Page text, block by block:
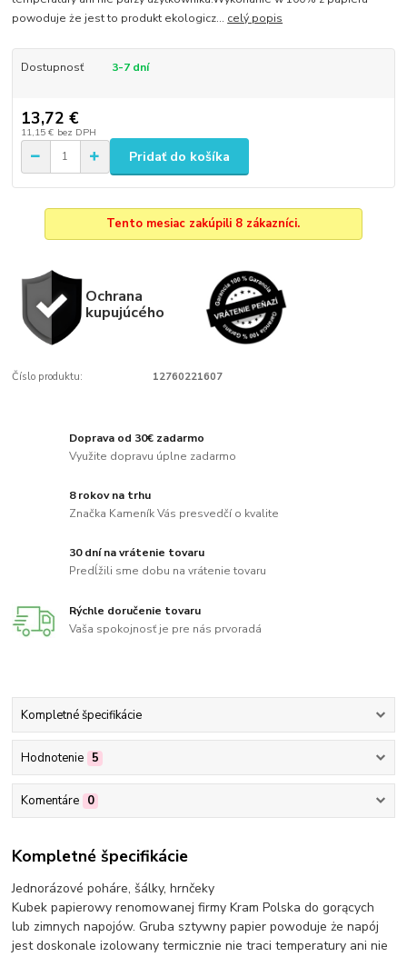
powoduje że jest to produkt ekologicz... celý popis
Dostupnosť 3-7 dní
13,72 €
11,15 € bez DPH
Pridať do košíka
Tento mesiac zakúpili 8 zákazníci.
Ochrana
kupujúcého
Číslo produktu: 12760221607
Doprava od 30€ zadarmo
Využite dopravu úplne zadarmo
8 rokov na trhu
Značka Kameník Vás presvedčí o kvalite
30 dní na vrátenie tovaru
Predĺžili sme dobu na vrátenie tovaru
Rýchle doručenie tovaru
Vaša spokojnosť je pre nás prvoradá
Kompletné špecifikácie
Hodnotenie 5
Komentáre 0
Kompletné špecifikácie
Jednorázové poháre, šálky, hrnčeky
Kubek papierowy renomowanej firmy Kram Polska do gorących
lub zimnych napojów. Gruba sztywny papier powoduje że napój
jest doskonale izolowany termicznie nie traci temperatury ani nie